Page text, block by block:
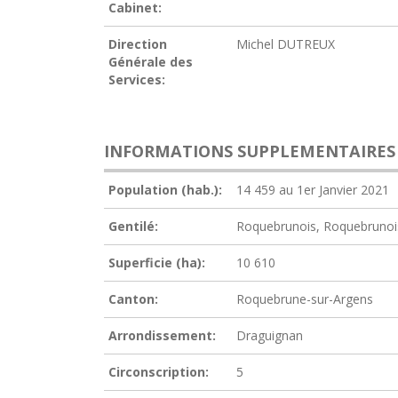
Cabinet:
Direction
Générale des
Services:
Michel DUTREUX
INFORMATIONS SUPPLEMENTAIRES
Population (hab.): 14 459 au 1er Janvier 2021
Gentilé: Roquebrunois,
Superficie (ha): 10 610
Canton: Roquebrune-sur-Argens
Arrondissement: Draguignan
Circonscription: 5